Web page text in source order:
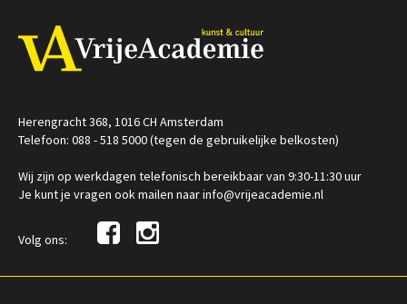
Herengracht 368, 1016 CH Amsterdam
Telefoon: 088 - 518 5000 (tegen de gebruikelijke belkosten)
Wij zijn op werkdagen telefonisch bereikbaar van 9:30-11:30 uur
Je kunt je vragen ook mailen naar info@vrijeacademie.nl
Volg ons: